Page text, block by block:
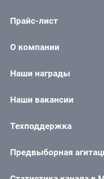
Прайс-лист
О компании
Наши награды
Наши вакансии
Техподдержка
Предвыборная